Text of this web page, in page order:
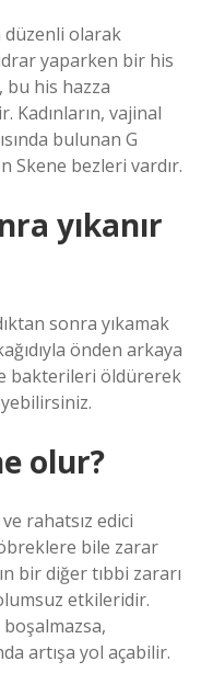
düzenli olarak
idrar yaparken bir his
bu his hazza
Kadınların, vajinal
bulunan G
Skene bezleri vardır.
yıkanır
sonra yıkamak
önden arkaya
bakterileri öldürerek
olur?
rahatsız edici
bile zarar
bir diğer tıbbi zararı
etkileridir.
artışa yol açabilir.